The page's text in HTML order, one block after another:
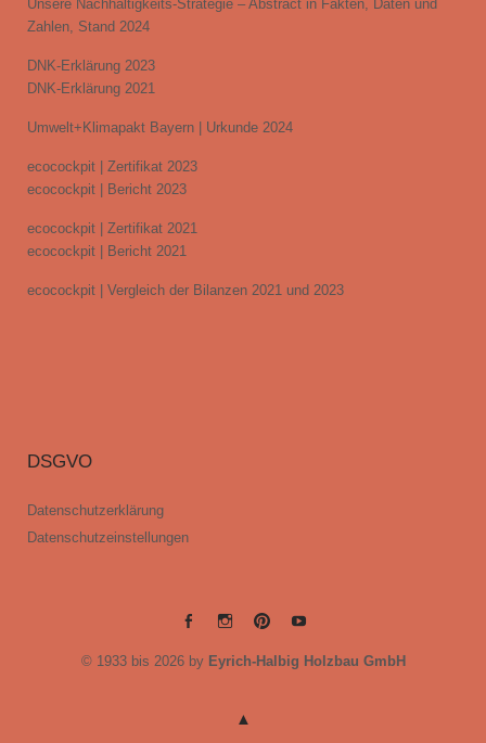
Unsere Nachhaltigkeits-Strategie – Abstract in Fakten, Daten und
Zahlen, Stand 2024
DNK-Erklärung 2023
DNK-Erklärung 2021
Umwelt+Klimapakt Bayern | Urkunde 2024
ecocockpit | Zertifikat 2023
ecocockpit | Bericht 2023
ecocockpit | Zertifikat 2021
ecocockpit | Bericht 2021
ecocockpit | Vergleich der Bilanzen 2021 und 2023
DSGVO
Datenschutzerklärung
Datenschutzeinstellungen
EYRICH-EYRICH-EYRICH-EYRICH-
© 1933 bis 2026 by Eyrich-Halbig Holzbau GmbH